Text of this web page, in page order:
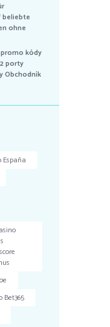
beliebte
ohne
promo kódy
porty
Obchodník
España
Bet365